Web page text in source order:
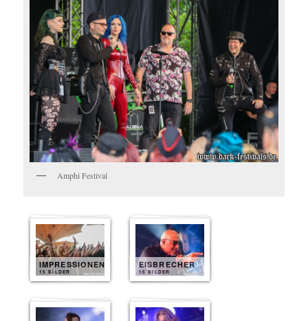
Amphi Festival
IMPRESSIONEN
15 BILDER
EISBRECHER
15 BILDER